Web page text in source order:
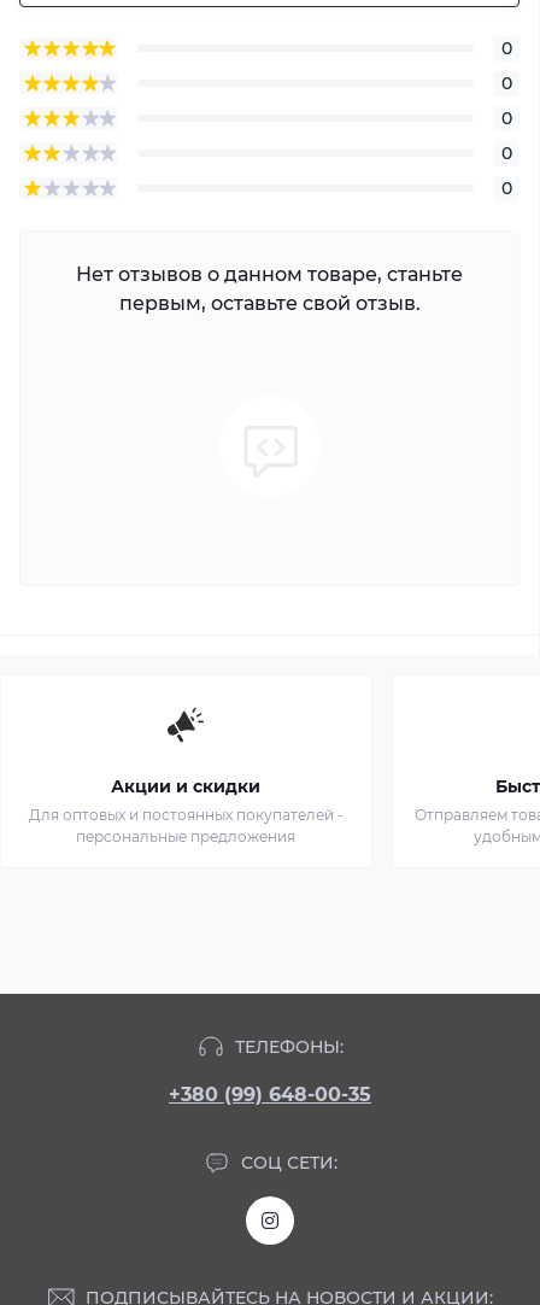
0
0
0
0
0
Нет отзывов о данном товаре, станьте
первым, оставьте свой отзыв.
Акции и скидки
Для оптовых и постоянных покупателей -
персональные предложения
Отправляем
ТЕЛЕФОНЫ:
+380 (99) 648-00-35
СОЦ СЕТИ:
ПОДПИСЫВАЙТЕСЬ НА НОВОСТИ И АКЦИИ: